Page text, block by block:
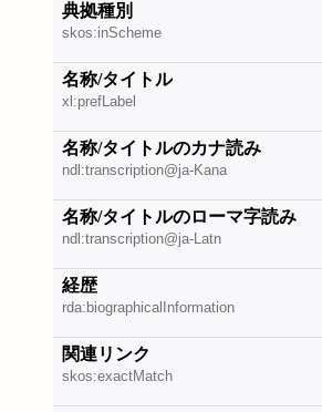
典拠種別
skos:inScheme
名称/タイトル
xl:prefLabel
名称/タイトルのカナ読み
ndl:transcription@ja-Kana
名称/タイトルのローマ字読み
ndl:transcription@ja-Latn
経歴
rda:biographicalInformation
関連リンク
skos:exactMatch